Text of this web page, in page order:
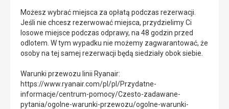
Możesz wybrać miejsca za opłatą podczas rezerwacji.
Jeśli nie chcesz rezerwować miejsca, przydzielimy Ci
losowe miejsce podczas odprawy, na 48 godzin przed
odlotem. W tym wypadku nie możemy zagwarantować, że
osoby na tej samej rezerwacji będą siedziały obok siebie.
Warunki przewozu linii Ryanair:
https://www.ryanair.com/pl/pl/Przydatne-
informacje/centrum-pomocy/Czesto-zadawane-
pytania/ogolne-warunki-przewozu/ogolne-warunki-